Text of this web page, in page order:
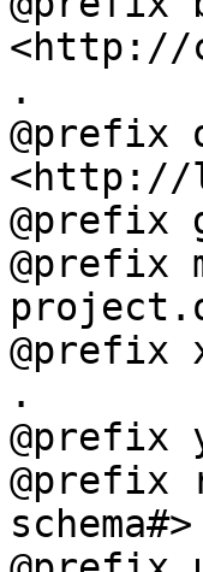
<http://
.
@prefix
<http://
@prefix
@prefix
@prefix
.
@prefix
@prefix